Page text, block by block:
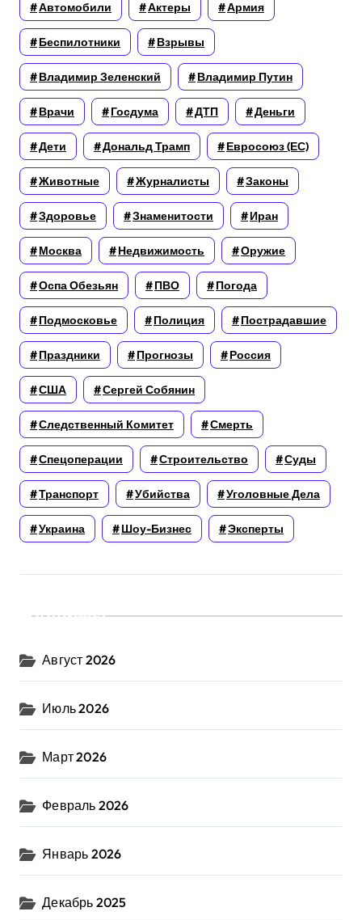
Автомобили Актеры Армия
Беспилотники Взрывы
Владимир Зеленский Владимир Путин
Врачи Госдума ДТП Деньги
Дети Дональд Трамп Евросоюз (ЕС)
Животные Журналисты Законы
Здоровье Знаменитости Иран
Москва Недвижимость Оружие
Оспа Обезьян ПВО Погода
Подмосковье Полиция Пострадавшие
Праздники Прогнозы Россия
США Сергей Собянин
Следственный Комитет Смерть
Спецоперации Строительство Суды
Транспорт Убийства Уголовные Дела
Украина Шоу-Бизнес Эксперты
Архивы
Август 2026
Июль 2026
Март 2026
Февраль 2026
Январь 2026
Декабрь 2025